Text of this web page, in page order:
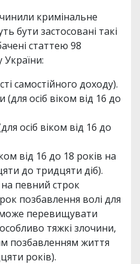
кримінальне
бути застосовані такі
статтею 98
України:
самостійного доходу).
(для осіб віком від 16 до
осіб віком від 16 до
від 16 до 18 років на
до тридцяти діб).
певний строк
позбавлення волі для
може перевищувати
тяжкі злочини,
позбавленням життя
років).